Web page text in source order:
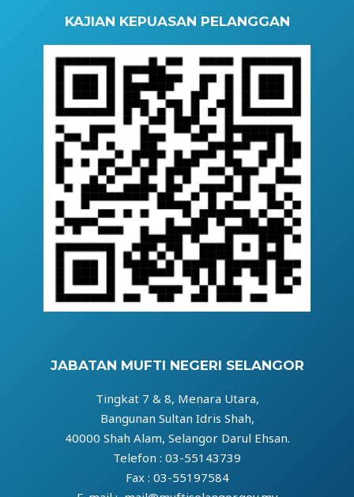
KAJIAN KEPUASAN PELANGGAN
JABATAN MUFTI NEGERI SELANGOR
Tingkat 7 & 8, Menara Utara,
Bangunan Sultan Idris Shah,
40000 Shah Alam, Selangor Darul Ehsan.
Telefon : 03-55143739
Fax : 03-55197584